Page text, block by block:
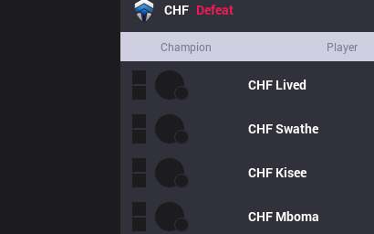
CHF Defeat
Champion Player
CHF Lived
CHFSwathe
CHF Kisee
CHF Mboma